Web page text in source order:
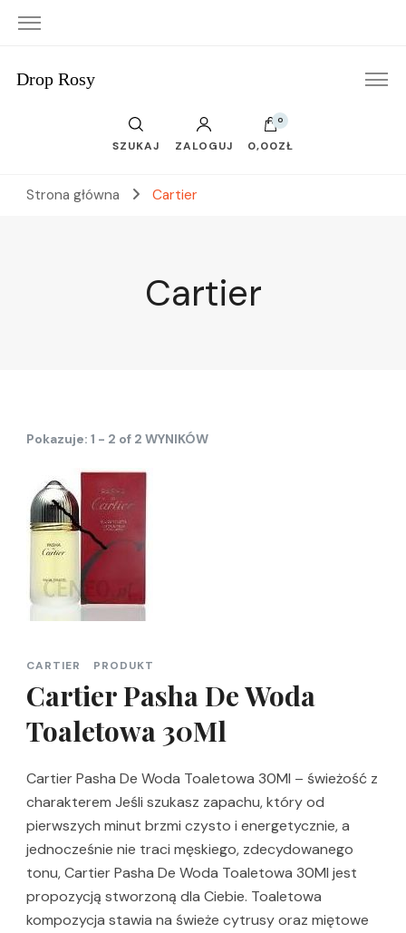
Drop Rosy
SZUKAJ ZALOGUJ
0
0,00ZŁ
Strona główna Cartier
Cartier
Pokazuje: 1 - 2 of 2 WYNIKÓW
CARTIER PRODUKT
Cartier Pasha De Woda
Toaletowa 30Ml
Cartier Pasha De Woda Toaletowa 30Ml – świeżość z
charakterem Jeśli szukasz zapachu, który od
pierwszych minut brzmi czysto i energetycznie, a
jednocześnie nie traci męskiego, zdecydowanego
tonu, Cartier Pasha De Woda Toaletowa 30Ml jest
propozycją stworzoną dla Ciebie. Toaletowa
kompozycja stawia na świeże cytrusy oraz miętowe